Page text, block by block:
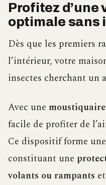
Profitez
optimale sans
Dès que les premiers
l’intérieur, votre
insectes cherchant un
Avec une
facile de profiter de
Ce dispositif forme
constituant une
volants ou rampants